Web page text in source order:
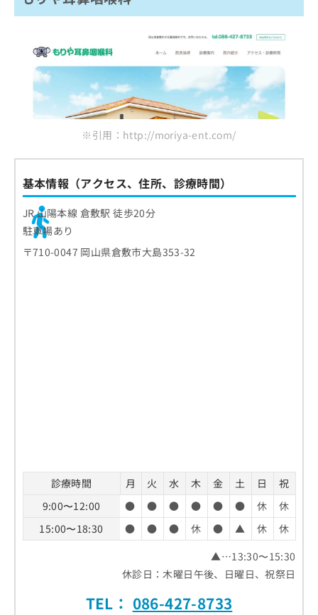
※引用：http://moriya-ent.com/
基本情報（アクセス、住所、診療時間）
JR 山陽本線 倉敷駅 徒歩20分
駐車場あり
〒710-0047 岡山県倉敷市大島353-32
診療時間 月 火 水 木 金 土 日
祝
9:00〜12:00
● ● ● ● ● ● 休
休
15:00〜18:30
● ● ● 休 ● ▲ 休
休
▲…13:30〜15:30
休診日：木曜日午後、日曜日、祝祭日
TEL： 086-427-8733